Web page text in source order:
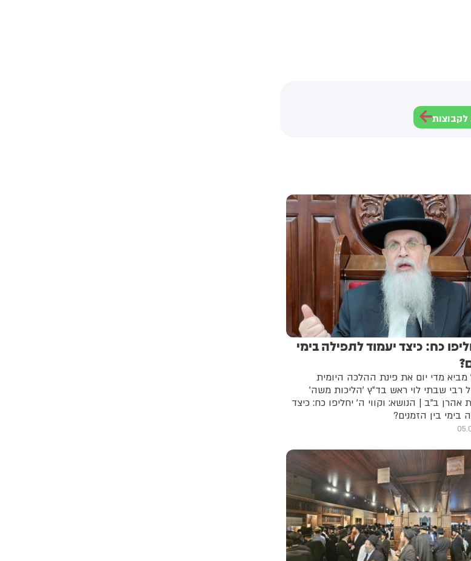
לקבוצות
כח: כיצד יעמוד לתפילה בימי
מדי יום את פינת ההלכה היומית
רבי שבתי לוי ראש בד"ץ 'הליכות משה'
ב"ב | הנושא: וקווי ה' יחליפו כח: כיצד
בימי בין הזמנים?